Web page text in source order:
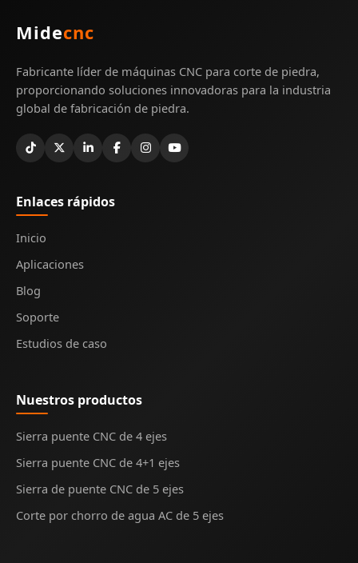
Midecnc
Fabricante líder de máquinas CNC para corte de piedra,
proporcionando soluciones innovadoras para la industria
global de fabricación de piedra.
Enlaces rápidos
Inicio
Aplicaciones
Blog
Soporte
Estudios de caso
Nuestros productos
Sierra puente CNC de 4 ejes
Sierra puente CNC de 4+1 ejes
Sierra de puente CNC de 5 ejes
Corte por chorro de agua AC de 5 ejes